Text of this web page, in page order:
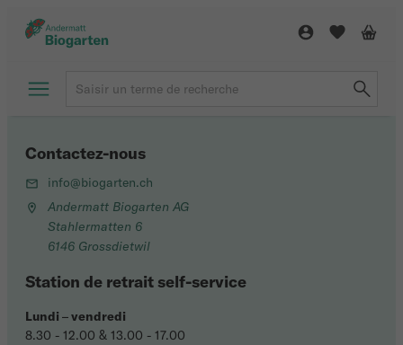
Contactez-nous
info@biogarten.ch
Andermatt Biogarten AG
Stahlermatten 6
6146 Grossdietwil
Station de retrait self-service
Lundi –vendredi
8.30 - 12.00 & 13.00 - 17.00